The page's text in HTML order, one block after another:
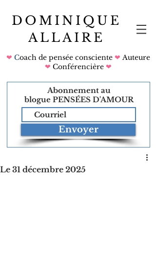
DOMINIQUE
ALLAIRE
❤ Coach de pensée consciente ❤ Auteure
❤ Conférencière ❤
Abonnement au
blogue PENSÉES D'AMOUR
Envoyer
Le 31 décembre 2025